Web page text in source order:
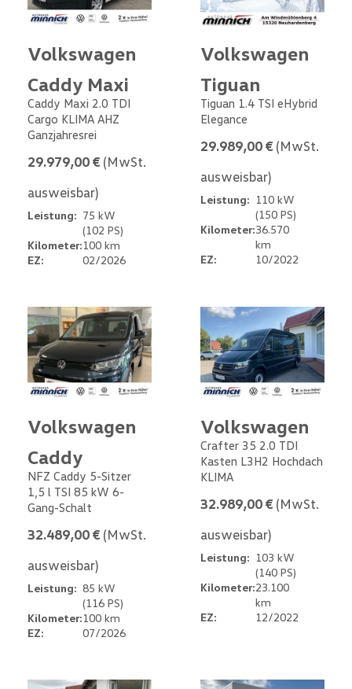
Volkswagen
Caddy Maxi
Caddy Maxi 2.0 TDI
Cargo KLIMA AHZ
Ganzjahresrei
29.979,00 € (MwSt.
ausweisbar)
Leistung: 75 kW
(102 PS)
Kilometer:100 km
EZ:
02/2026
Volkswagen
Tiguan
Tiguan 1.4 TSI eHybrid
Elegance
29.989,00 € (MwSt.
ausweisbar)
Leistung: 110 kW
(150 PS)
Kilometer:36.570
km
EZ:
10/2022
Volkswagen
Caddy
NFZ Caddy 5-Sitzer
1,5 l TSI 85 kW 6-
Gang-Schalt
32.489,00 € (MwSt.
ausweisbar)
Leistung: 85 kW
(116 PS)
Kilometer:100 km
EZ:
07/2026
Volkswagen
Crafter 35 2.0 TDI
Kasten L3H2 Hochdach
KLIMA
32.989,00 € (MwSt.
ausweisbar)
Leistung: 103 kW
(140 PS)
Kilometer:23.100
km
EZ:
12/2022